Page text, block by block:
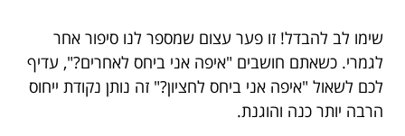
שימו לב להבדל! זו פער עצום שמספר לנו סיפור אחר
לגמרי. כשאתם חושבים "איפה אני ביחס לאחרים?", עדיף
לכם לשאול "איפה אני ביחס לחציון?" זה נותן נקודת ייחוס
הרבה יותר כנה והוגנת.